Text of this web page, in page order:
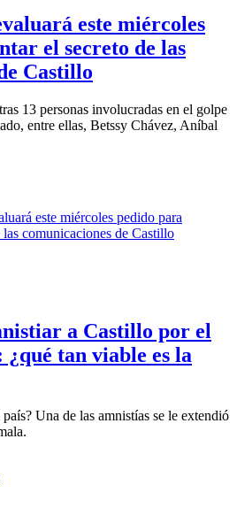
este miércoles
el secreto de las
Castillo
13 personas involucradas en el golpe
entre ellas, Betssy Chávez, Aníbal
a Castillo por el
¿qué tan viable es la
Una de las amnistías se le extendió